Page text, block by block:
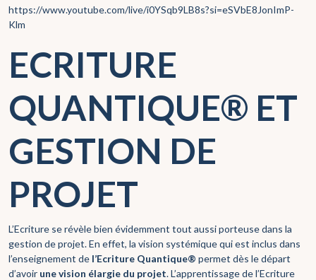
https://www.youtube.com/live/i0YSqb9LB8s?si=eSVbE8JonImP-
Klm
ECRITURE
QUANTIQUE® ET
GESTION DE
PROJET
L’Ecriture se révèle bien évidemment tout aussi porteuse dans la
gestion de projet. En effet, la vision systémique qui est inclus dans
l’enseignement de l’Ecriture Quantique® permet dès le départ
d’avoir une vision élargie du projet. L’apprentissage de l’Ecriture